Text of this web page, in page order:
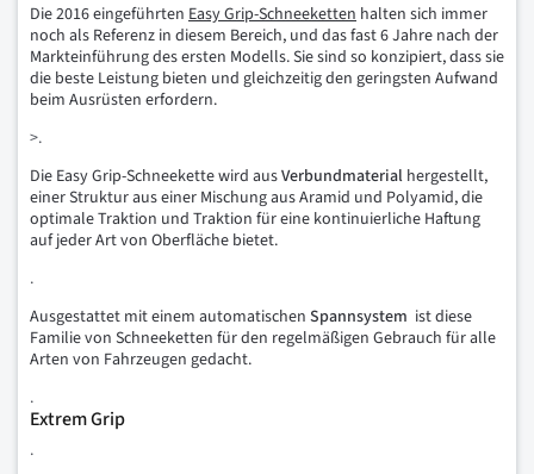
Die 2016 eingeführten Easy Grip-Schneeketten halten sich immer
noch als Referenz in diesem Bereich, und das fast 6 Jahre nach der
Markteinführung des ersten Modells. Sie sind so konzipiert, dass sie
die beste Leistung bieten und gleichzeitig den geringsten Aufwand
beim Ausrüsten erfordern.
>.
Die Easy Grip-Schneekette wird ausVerbundmaterial hergestellt,
einer Struktur aus einer Mischung aus Aramid und Polyamid, die
optimale Traktion und Traktion für eine kontinuierliche Haftung
auf jeder Art von Oberfläche bietet.
.
Ausgestattet mit einem automatischen Spannsystem ist diese
Familie von Schneeketten für den regelmäßigen Gebrauch für alle
Arten von Fahrzeugen gedacht.
.
Extrem Grip
.